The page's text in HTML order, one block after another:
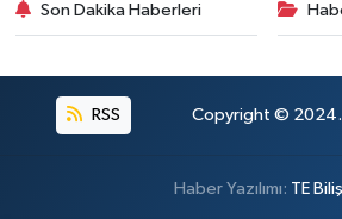
Son Dakika Haberleri
RSS Copyright © 2024.
Haber Yazılımı: TE